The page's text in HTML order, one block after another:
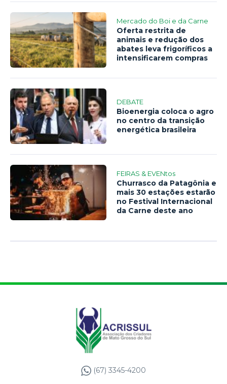
Mercado do Boi e da Carne
Oferta restrita de
animais e redução dos
abates leva frigoríficos a
intensificarem compras
DEBATE
Bioenergia coloca o agro
no centro da transição
energética brasileira
FEIRAS & EVENtos
Churrasco da Patagônia e
mais 30 estações estarão
no Festival Internacional
da Carne deste ano
(67) 3345-4200